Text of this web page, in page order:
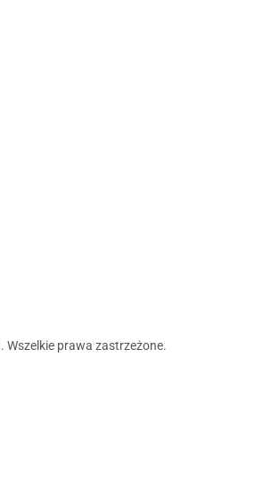
prawa zastrzeżone.